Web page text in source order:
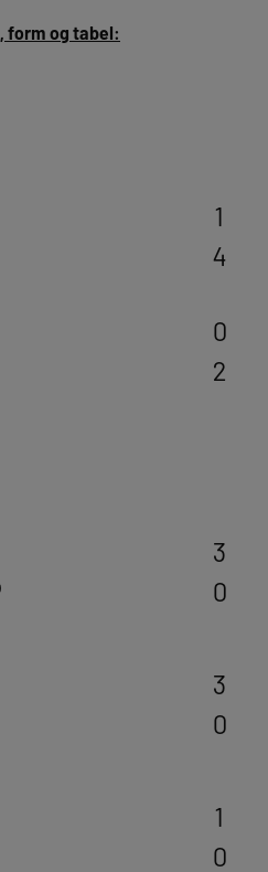
form og tabel:
1
4
0
2
3
0
3
0
1
0